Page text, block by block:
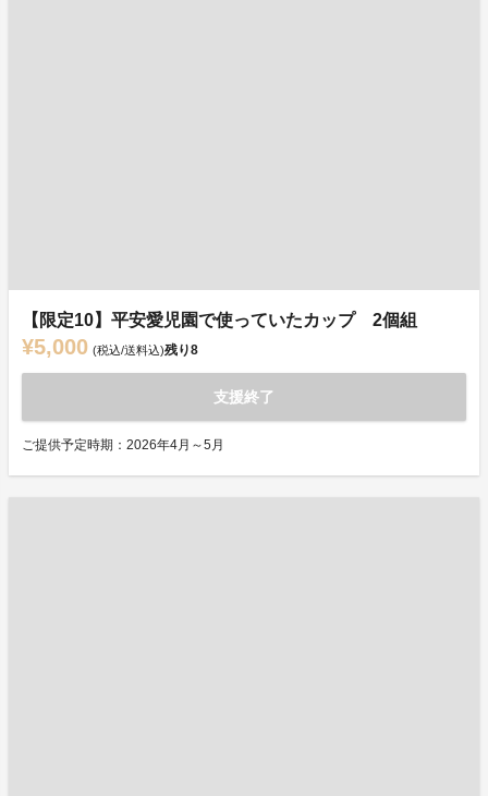
【限定10】平安愛児園で使っていたカップ 2個組
¥5,000 (税込/送料込)残り8
支援終了
ご提供予定時期：2026年4月～5月